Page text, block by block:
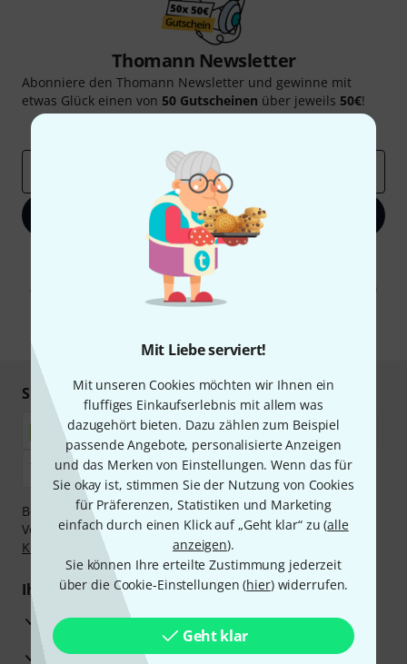
Mit Liebe serviert!
Mit unseren Cookies möchten wir Ihnen ein
fluffiges Einkaufserlebnis mit allem was
dazugehört bieten. Dazu zählen zum Beispiel
passende Angebote, personalisierte Anzeigen
und das Merken von Einstellungen. Wenn das für
Sie okay ist, stimmen Sie der Nutzung von Cookies
für Präferenzen, Statistiken und Marketing
einfach durch einen Klick auf „Geht klar“ zu (alle
anzeigen).
Sie können Ihre erteilte Zustimmung jederzeit
über die Cookie-Einstellungen (hier) widerrufen.
Geht klar
Thomann Newsletter
Abonniere den Thomann Newsletter und gewinne mit
etwas Glück einen von 50 Gutscheinen über jeweils 50€!
Thomann Insights
Jetzt anmelden
Mit Klick auf „Jetzt anmelden“ stimmen Sie dem Erhalt von E-Mail-
Werbung und einer Messung des E-Mail-Nutzungsverhaltens zu. Die
Abmeldung ist jederzeit möglich. Weitere Informationen finden Sie in
unserenDatenschutzhinweisen
Sicher einkaufen & bezahlen
Bezahlen Sie vertraulich und sicher per Nachnahme,
Vorkasse, PayPal, Amazon Pay,Klarna Sofort bezahlen
Klarna Ratenzahlung
oder Kreditkarte.
Ihre Vorteile
3 Jahre Thomann Garantie
30 Tage Money-Back-Garantie